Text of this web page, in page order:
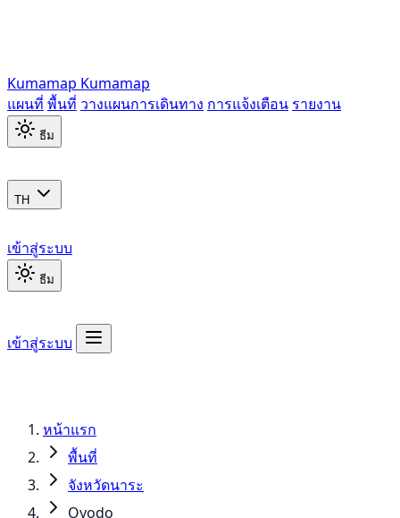
Kumamap Kumamap
แผนที่ พื้นที่ วางแผนการเดินทาง การแจ้งเตือน รายงาน
ธีม
TH
เข้าสู่ระบบ
ธีม
เข้าสู่ระบบ
หน้าแรก
พื้นที่
จังหวัดนาระ
Oyodo